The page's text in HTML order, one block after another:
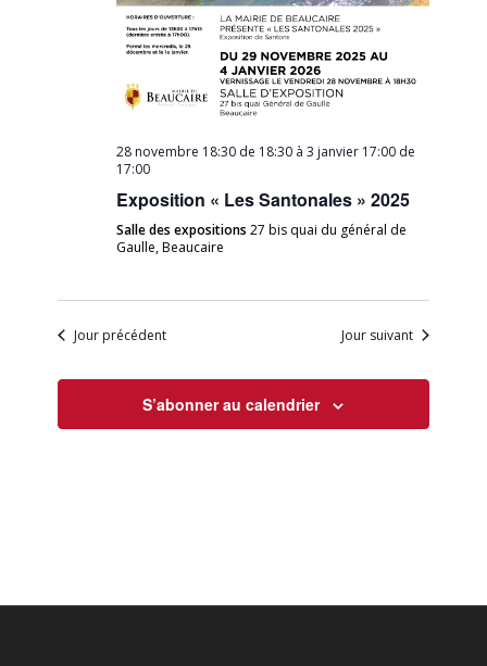
28 novembre 18:30 de 18:30 à3 janvier 17:00 de
17:00
Exposition « Les Santonales » 2025
Salle des expositions27 bis quai du général de
Gaulle, Beaucaire
Jour précédent Jour suivant
S’abonner au calendrier